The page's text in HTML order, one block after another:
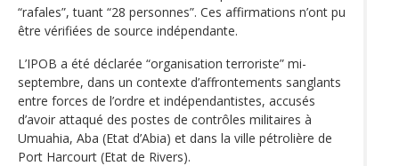
“rafales”, tuant “28 personnes”. Ces affirmations n’ont pu
être vérifiées de source indépendante.
L’IPOB a été déclarée “organisation terroriste” mi-
septembre, dans un contexte d’affrontements sanglants
entre forces de l’ordre et indépendantistes, accusés
d’avoir attaqué des postes de contrôles militaires à
Umuahia, Aba (Etat d’Abia) et dans la ville pétrolière de
Port Harcourt (Etat de Rivers).